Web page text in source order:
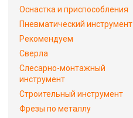
Оснастка и приспособления
Пневматический инструмент
Рекомендуем
Сверла
Слесарно-монтажный
инструмент
Строительный инструмент
Фрезы по металлу